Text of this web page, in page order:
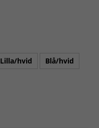
Lilla/hvid
Blå/hvid